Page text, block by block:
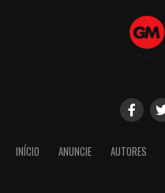
INÍCIO ANUNCIE AUTORES